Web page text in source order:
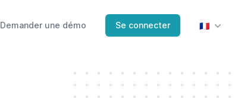
Demander une démo Se connecter 🇫🇷